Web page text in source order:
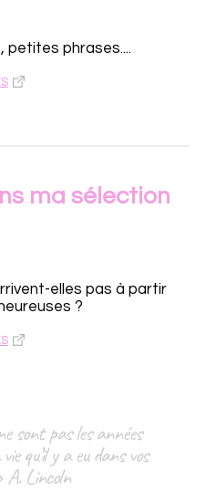
petites phrases....
ma sélection
elles pas à partir
?
sont pas les années
qu’il y a eu dans vos
Lincoln